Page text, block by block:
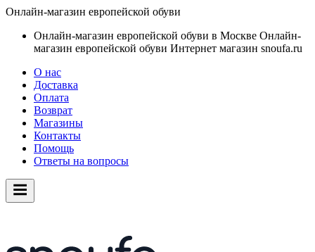
Онлайн-магазин европейской обуви
Онлайн-магазин европейской обуви в Москве Онлайн-
магазин европейской обуви Интернет магазин snoufa.ru
О нас
Доставка
Оплата
Возврат
Магазины
Контакты
Помощь
Ответы на вопросы